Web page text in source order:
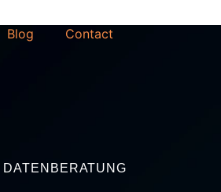
Blog Contact
DATENBERATUNG